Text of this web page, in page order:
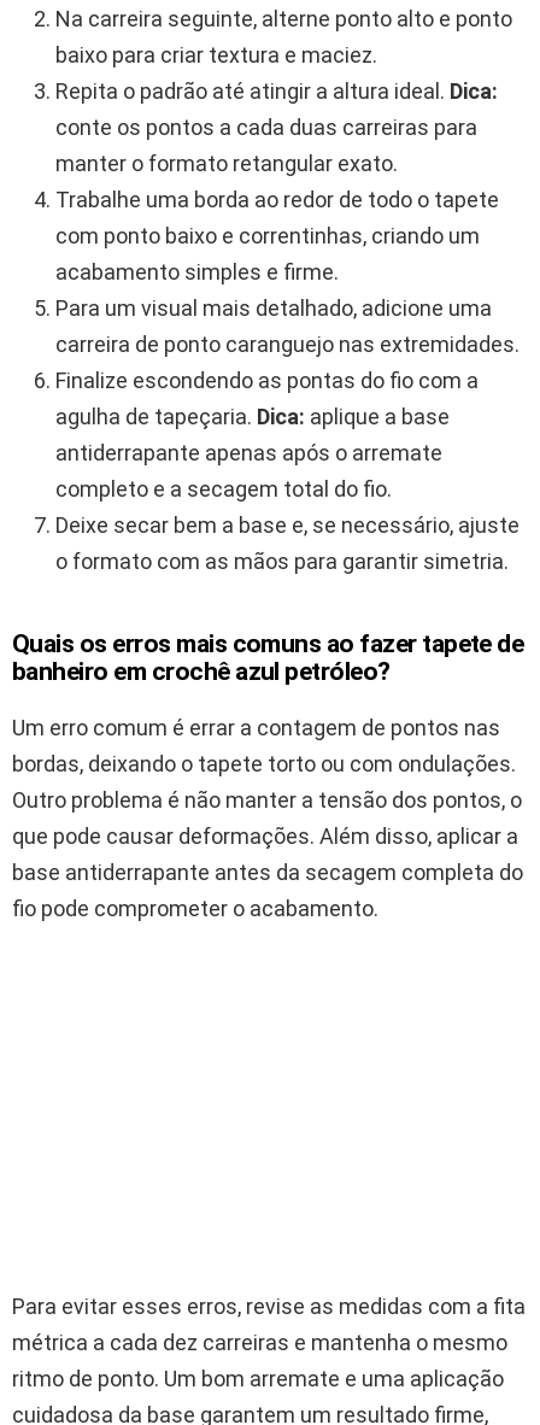
Na carreira seguinte, alterne ponto alto e ponto
baixo para criar textura e maciez.
Repita o padrão até atingir a altura ideal. Dica:
conte os pontos a cada duas carreiras para
manter o formato retangular exato.
Trabalhe uma borda ao redor de todo o tapete
com ponto baixo e correntinhas, criando um
acabamento simples e firme.
Para um visual mais detalhado, adicione uma
carreira de ponto caranguejo nas extremidades.
Finalize escondendo as pontas do fio com a
agulha de tapeçaria. Dica: aplique a base
antiderrapante apenas após o arremate
completo e a secagem total do fio.
Deixe secar bem a base e, se necessário, ajuste
o formato com as mãos para garantir simetria.
Quais os erros mais comuns ao fazer tapete de
banheiro em crochê azul petróleo?
Um erro comum é errar a contagem de pontos nas
bordas, deixando o tapete torto ou com ondulações.
Outro problema é não manter a tensão dos pontos, o
que pode causar deformações. Além disso, aplicar a
base antiderrapante antes da secagem completa do
fio pode comprometer o acabamento.
Para evitar esses erros, revise as medidas com a fita
métrica a cada dez carreiras e mantenha o mesmo
ritmo de ponto. Um bom arremate e uma aplicação
cuidadosa da base garantem um resultado firme,